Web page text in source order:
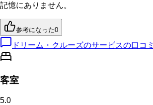
記憶にありません。
参考になった0
ドリーム・クルーズのサービスの口コミ
客室
5.0